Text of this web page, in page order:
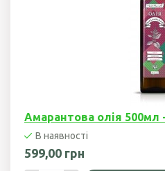
Амарантова олія 500мл
В наявності
599,00 грн